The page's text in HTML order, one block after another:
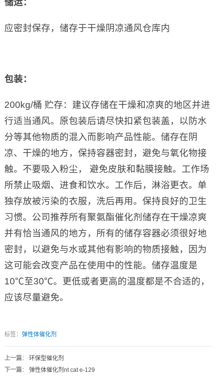
储运：
应密封保存，储存于干燥阴凉通风仓库内
包装：
200kg/桶 贮存：建议存储在干燥和凉爽的地区并进
行适当通风。原包装后请尽快扣紧包装盖，以防水
分等其他物质的混入而影响产品性能。储存在阴
凉、干燥的地方，保持容器密封，避免与氧化物接
触。不要吸入粉尘， 避免皮肤和黏膜接触。工作场
所禁止吸烟、进食和饮水。工作后，淋浴更衣。单
独存放被污染的衣服，洗后再用。保持良好的卫生
习惯。公司推荐所有聚氨酯催化剂储存在干燥凉爽
并有恰当通风的地方，所有的储存容器必须很好地
密封，以避免与水或其他有影响的物质接触，因为
这可能会改变产品在使用中的性能。储存温度是
10℃至30℃。更低或者更高的温度都是不合适的，
应该尽量避免。
标签： 弹性体催化剂
上一篇： 环保型催化剂
下一篇： 弹性体催化剂nt cat e-129